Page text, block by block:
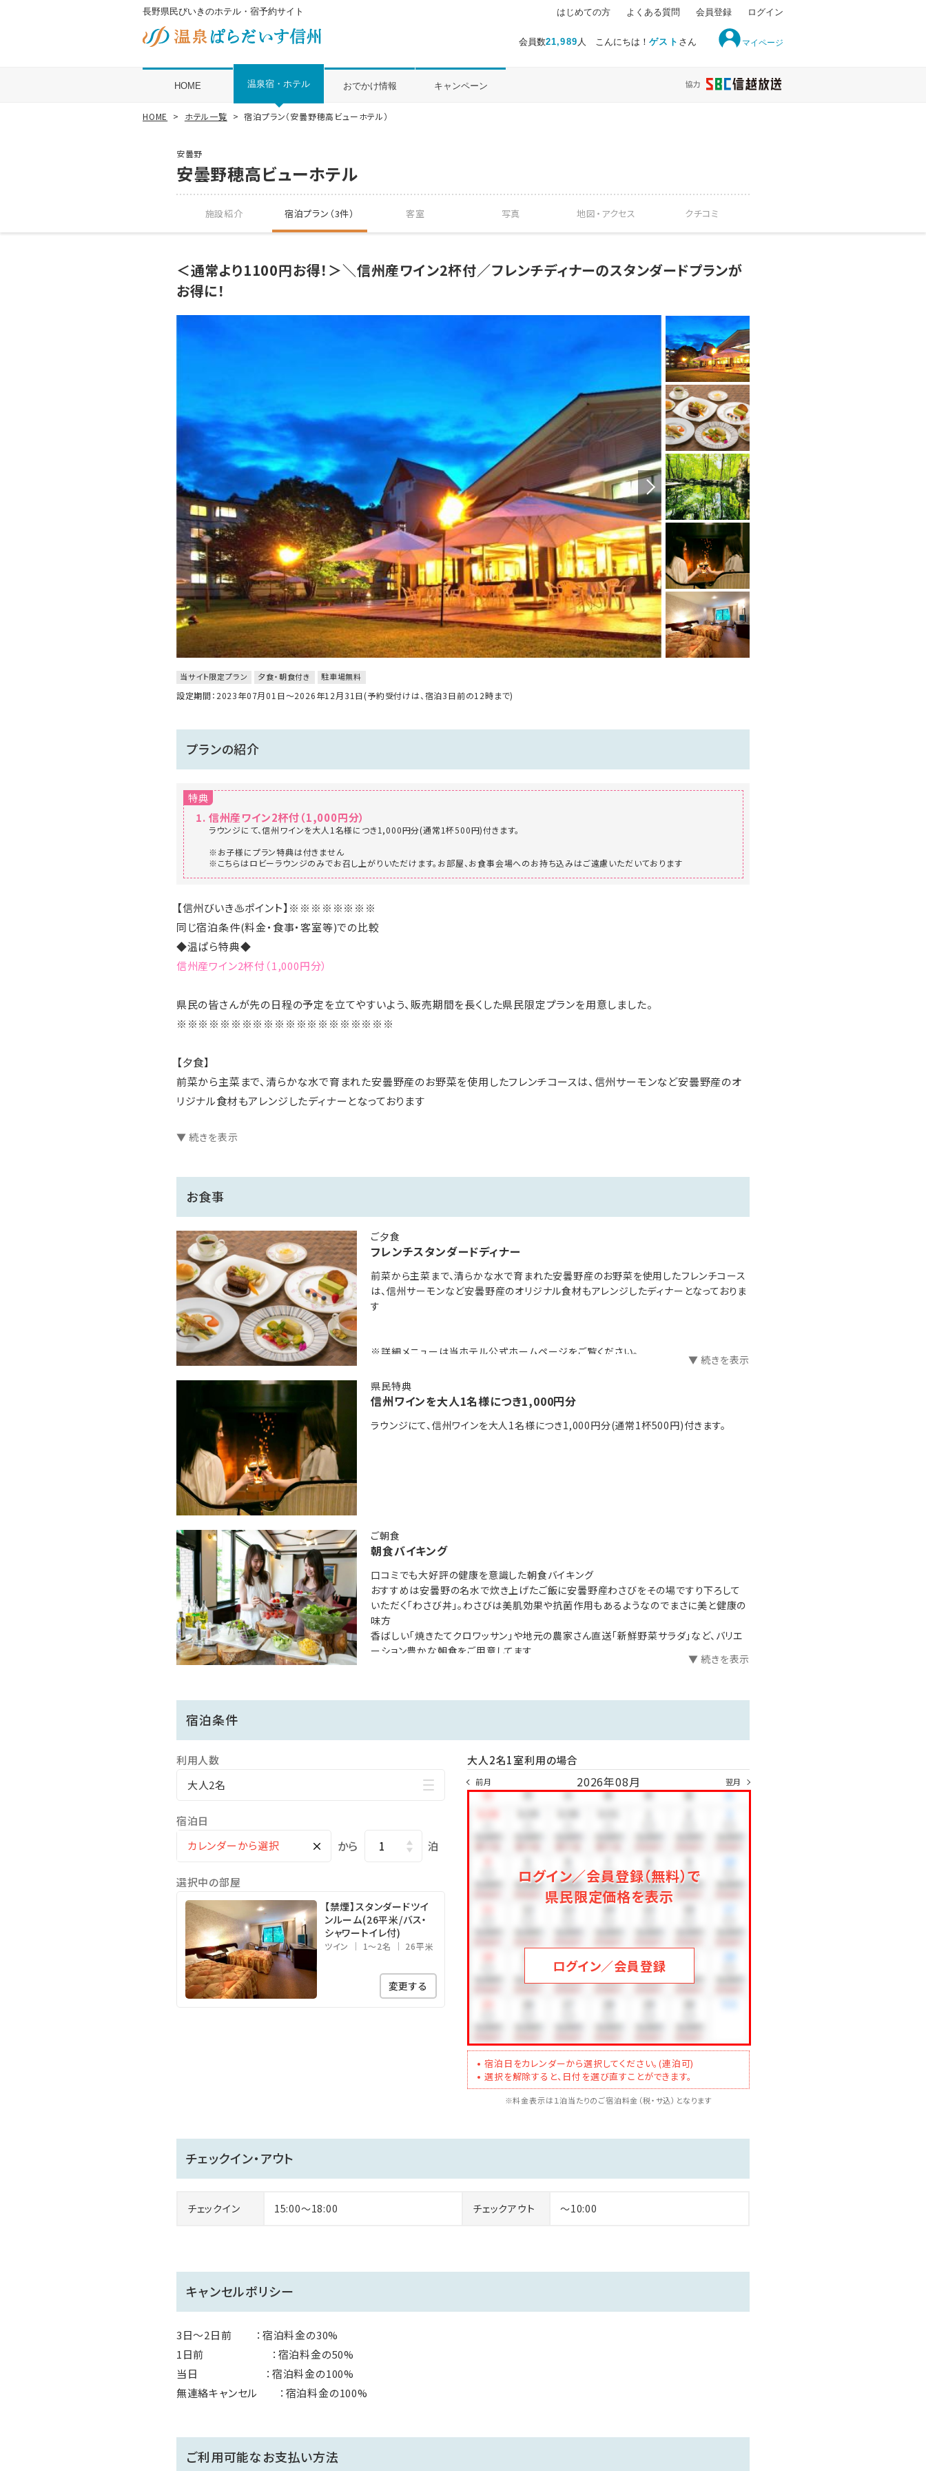
長野県民びいきのホテル・宿予約サイト
会員数21,989 人 こんにちは！ゲスト さん マイページ
はじめての方 よくある質問 会員登録 ログイン
HOME 温泉宿・ホテル おでかけ情報 キャンペーン
HOME ホテル一覧 宿泊プラン（安曇野穂高ビューホテル）
安曇野
安曇野穂高ビューホテル
施設紹介 宿泊プラン（3件） 客室 写真 地図・ アクセス クチコミ
＜通常より1100円お得！＞＼信州産ワイン2杯付／フレンチディナーのスタンダードプランが
お得に！
当サイト限定プラン 夕食・朝食付き 駐車場無料
設定期間：2023年07月01日～2026年12月31日(予約受付けは、宿泊3日前の12時まで)
プランの紹介
特典
信州産ワイン2杯付（1,000円分）
ラウンジにて、信州ワインを大人1名様につき1,000円分(通常1杯500円)付きます。
※お子様にプラン特典は付きません
※こちらはロビーラウンジのみでお召し上がりいただけます。お部屋、お食事会場へのお持ち込みはご遠慮いただいております
【信州びいき♨ポイント】※※※※※※※※
同じ宿泊条件(料金・食事・客室等)での比較
◆温ぱら特典◆
信州産ワイン2杯付（1,000円分）
県民の皆さんが先の日程の予定を立てやすいよう、販売期間を長くした県民限定プランを用意しました。
※※※※※※※※※※※※※※※※※※※※
【夕食】
前菜から主菜まで、清らかな水で育まれた安曇野産のお野菜を使用したフレンチコースは、信州サーモンなど安曇野産のオ
リジナル食材もアレンジしたディナーとなっております
※内容は仕入れ状況により変更になる場合がございます。
【夕食時間の予約について】
ご希望のある方はホテルへ直接お電話にてご連絡ください。事前連絡がない場合はご到着後に残席のご案内となります。
【朝食】
口コミでも大好評の健康を意識した朝食バイキング
おすすめは安曇野の名水で炊き上げたご飯に安曇野産わさびをその場ですり下ろしていただく「わさび丼」。わさびは美肌効
果や抗菌作用もあるようなのでまさに美と健康の味方
香ばしい「焼きたてクロワッサン」や地元の農家さん直送「新鮮野菜サラダ」など、バリエーション豊かな朝食をご用意してます
営業時間07：00～8：45※時期により変動有
当館の温泉は露天風呂と大浴場2か所あり、北アルプス中腹より引湯した天然温泉です。
PH8.5の泉質はお肌がすべすべし美肌効果もある「美人の湯」として評判です。
・温泉大浴場
[時間]5：00～9：00/11:00～24:00
[サウナルーム利用時間]15:00～23:00
[時間]6：00～11：00/14:00～23:00
※バスタオル・子タオルは客室からお持ちください。
※浴場の定期清掃がございます。
[大浴場：毎週水曜日 / 露天風呂：毎週木曜日 ※いずれも8：00～16：00間ご利用いただけません]
【アクセス他】
■電車の場合、穂高駅と当館を往復無料送迎バス有。※詳細は基本情報をご覧ください
■お車の場合、安曇野ICより約25分。ホテル正面に80台無料駐車場有
【注意事項】
※朝食は和食膳または洋食膳に変わる場合があります
※全館禁煙。屋外喫煙所1か所有
※浴場定期清掃有/大浴場：毎週水曜日 露天風呂：毎週木曜日※8：00～16：00間ご利用いただけません
▼ 続きを表示
お食事
ご夕食
フレンチスタンダードディナー
前菜から主菜まで、清らかな水で育まれた安曇野産のお野菜を使用したフレンチコース
は、信州サーモンなど安曇野産のオリジナル食材もアレンジしたディナーとなっておりま
す
※詳細メニューは当ホテル公式ホームページをご覧ください。
▼ 続きを表示
県民特典
信州ワインを大人1名様につき1,000円分
ラウンジにて、信州ワインを大人1名様につき1,000円分(通常1杯500円)付きます。
ご朝食
朝食バイキング
口コミでも大好評の健康を意識した朝食バイキング
おすすめは安曇野の名水で炊き上げたご飯に安曇野産わさびをその場ですり下ろして
いただく「わさび丼」。わさびは美肌効果や抗菌作用もあるようなのでまさに美と健康の
味方
香ばしい「焼きたてクロワッサン」や地元の農家さん直送「新鮮野菜サラダ」など、バリエ
ーション豊かな朝食をご用意してます
▼ 続きを表示
宿泊条件
利用人数
大人2名
宿泊日
× から 泊
選択中の部屋
【禁煙】スタンダードツイ
ンルーム(26平米/バス・
シャワートイレ付)
ツイン 1～2名 26平米
変更する
大人2名1室利用の場合
前月 2026年08月 翌月
ログイン／会員登録（無料）で
県民限定価格を表示
ログイン／会員登録
宿泊日をカレンダーから選択してください。(連泊可)
選択を解除すると、日付を選び直すことができます。
※料金表示は１泊当たりのご宿泊料金（税・サ込）となります
チェックイン・アウト
チェックイン 15:00～18:00 チェックアウト ～10:00
キャンセルポリシー
3日～2日前 ：宿泊料金の30%
1日前 ：宿泊料金の50%
当日 ：宿泊料金の100%
無連絡キャンセル ：宿泊料金の100%
ご利用可能なお支払い方法